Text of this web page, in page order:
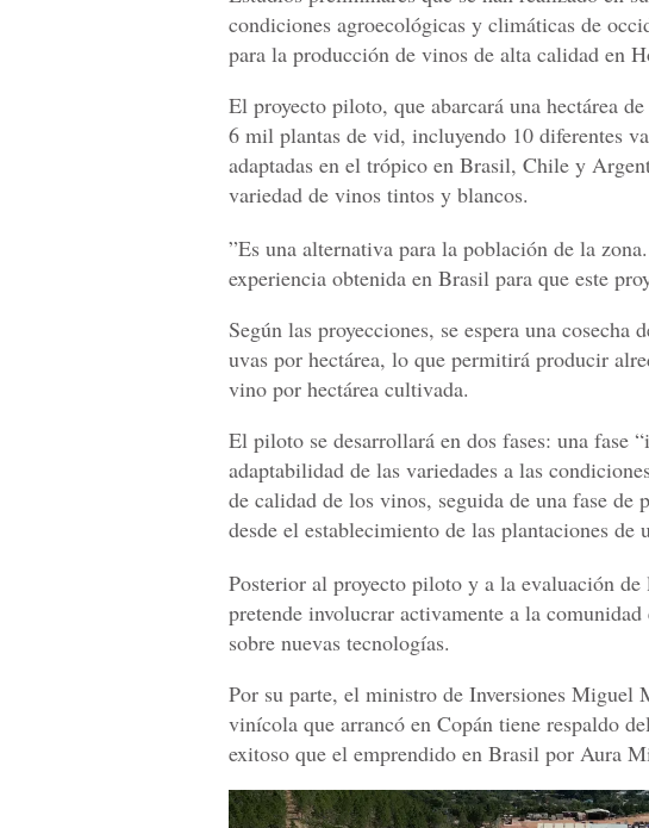
condiciones agroecológicas y climáticas de
para la producción de vinos de alta calidad en
El proyecto piloto, que abarcará una hectárea
6 mil plantas de vid, incluyendo 10 diferentes
adaptadas en el trópico en Brasil, Chile y
variedad de vinos tintos y blancos.
”Es una alternativa para la población de la
experiencia obtenida en Brasil para que este
Según las proyecciones, se espera una
uvas por hectárea, lo que permitirá producir
vino por hectárea cultivada.
El piloto se desarrollará en dos fases: una fase
adaptabilidad de las variedades a las
de calidad de los vinos, seguida de una fase de
desde el establecimiento de las plantaciones
Posterior al proyecto piloto y a la evaluación de
pretende involucrar activamente a la
sobre nuevas tecnologías.
Por su parte, el ministro de Inversiones Miguel
vinícola que arrancó en Copán tiene respaldo
exitoso que el emprendido en Brasil por Aura